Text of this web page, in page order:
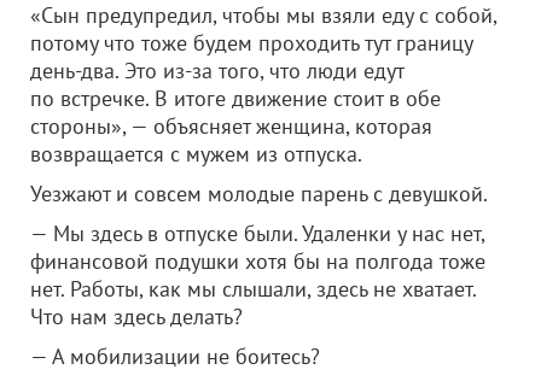
«Сын предупредил, чтобы мы взяли еду с собой,
потому что тоже будем проходить тут границу
день-два. Это из-за того, что люди едут
по встречке. В итоге движение стоит в обе
стороны», — объясняет женщина, которая
возвращается с мужем из отпуска.
Уезжают и совсем молодые парень с девушкой.
— Мы здесь в отпуске были. Удаленки у нас нет,
финансовой подушки хотя бы на полгода тоже
нет. Работы, как мы слышали, здесь не хватает.
Что нам здесь делать?
— А мобилизации не боитесь?